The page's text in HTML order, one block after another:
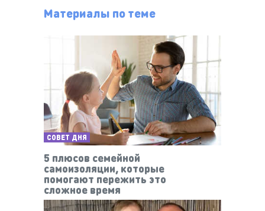
Материалы по теме
СОВЕТ ДНЯ
5 плюсов семейной
самоизоляции, которые
помогают пережить это
сложное время